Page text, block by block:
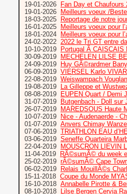
19-01-2026
Fan Day et Chaufours
19-01-2026
Meilleurs voeux /
18-03-2025
Reportage de notre
16-01-2025
Meilleurs voeux pour
18-01-2024
Meilleurs voeux pour
24-02-2022 2022 le Tri.GT entre
10-10-2019
Portugal Ã CAISCAIS
30-09-2019
MECHELEN LILSE
24-09-2019
Huy GÃ©rardmer
06-09-2019 VIERSEL Karlo
22-08-2019 Weiswampach
19-08-2019
La Gilleppe et
08-08-2019
EUPEN Quart / Demi
31-07-2019
Butgenbach - Doll sur
26-07-2019
MAREDSOUS Haute
10-07-2019
Nice - Audenaerde -
01-07-2019 Anvers Chimay
07-06-2019 TRIATHLON EAU
03-06-2019 Seneffe Quarteira
22-04-2019
MOUSCRON LIEVIN
11-04-2019
RÃ©sumÃ© du week
25-02-2019 rÃ©sumÃ© Cape
06-02-2019
Relais MouillÃ©s
15-11-2018 Coupe du Monde
16-10-2018 Annabelle Pirotte &
08-10-2018
Lilse Bergen Cervia